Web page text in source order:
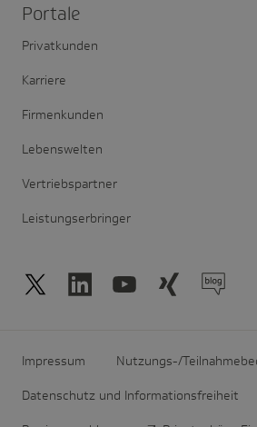
Portale
Privatkunden
Karriere
Firmenkunden
Lebenswelten
Vertriebspartner
Leistungserbringer
Impressum Nutzungs-/
Datenschutz und Informationsfreiheit